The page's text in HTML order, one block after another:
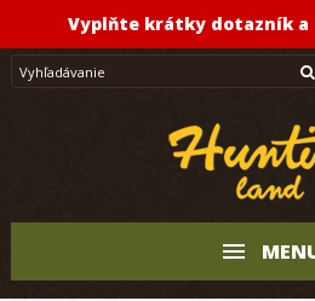
Vyplňte krátky dotazník a